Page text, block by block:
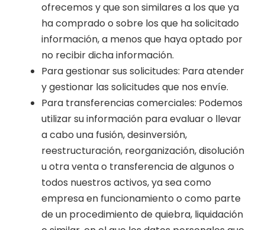
ofrecemos y que son similares a los que ya
ha comprado o sobre los que ha solicitado
información, a menos que haya optado por
no recibir dicha información.
Para gestionar sus solicitudes: Para atender
y gestionar las solicitudes que nos envíe.
Para transferencias comerciales: Podemos
utilizar su información para evaluar o llevar
a cabo una fusión, desinversión,
reestructuración, reorganización, disolución
u otra venta o transferencia de algunos o
todos nuestros activos, ya sea como
empresa en funcionamiento o como parte
de un procedimiento de quiebra, liquidación